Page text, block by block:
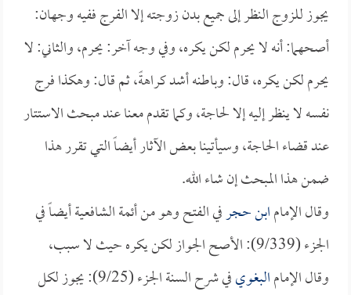
يجوز للزوج النظر إلى جميع بدن زوجته إلا الفرج ففيه وجهان:
أصحهما: أنه لا يحرم لكن يكره، وفي وجه آخر: يحرم، والثاني: لا
يحرم لكن يكره، قال: وباطنه أشد كراهةً، ثم قال: وهكذا فرج
نفسه لا ينظر إليه إلا لحاجة، وكما تقدم معنا عند مبحث الاستتار
عند قضاء الحاجة، وسيأتينا بعض الآثار أيضاً التي تقرر هذا
ضمن هذا المبحث إن شاء الله.
وقال الإمامابن حجرفي الفتح وهو من أئمة الشافعية أيضاً في
الجزء (9/339): الأصح الجواز لكن يكره حيث لا سبب،
وقال الإمامالبغوي
في شرح السنة الجزء (9/25): يجوز لكل